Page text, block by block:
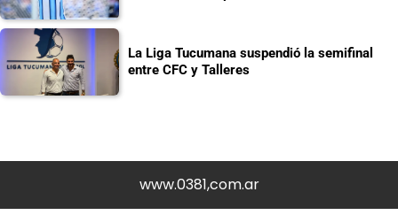
La Liga Tucumana suspendió la semifinal
entre CFC y Talleres
www.0381,com.ar